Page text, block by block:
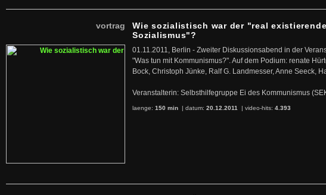
vortrag
Wie sozialistisch war der "real existierende
Sozialismus"?
01.11.2011, Berlin - Zweiter Diskussionsabend in der
"Was tun mit Kommunismus?". Auf dem Podium: renate
Bock, Christoph Jünke, Ralf G. Landmesser, Anne Seeck,
Veranstalterin: Selbsthilfegruppe Ei des Kommunismus
laenge: 150 min | datum: 20.12.2011 | video-hits: 4.393